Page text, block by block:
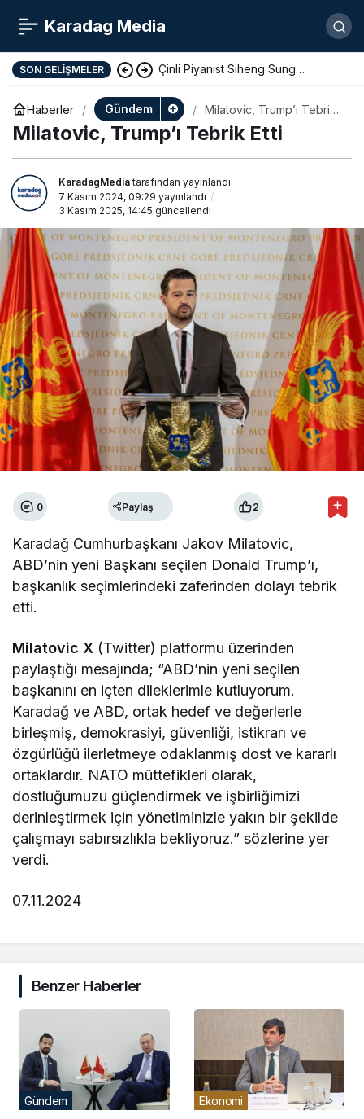
Karadag Media
SON GELIŞMELER Çinli Piyanist Siheng Sung
KotorArt Festivalinde Sahne Alıyor
Haberler Gündem
Milatovic, Trump’ı Tebrik
Etti
Milatovic, Trump’ı Tebrik Etti
KaradagMediatarafından yayınlandı
7 Kasım 2024, 09:29 yayınlandı
3 Kasım 2025, 14:45 güncellendi
0 Paylaş 2
Karadağ Cumhurbaşkanı Jakov Milatovic,
ABD’nin yeni Başkanı seçilen Donald Trump’ı,
başkanlık seçimlerindeki zaferinden dolayı tebrik
etti.
Milatovic X (Twitter) platformu üzerinden
paylaştığı mesajında; “ABD’nin yeni seçilen
başkanını en içten dileklerimle kutluyorum.
Karadağ ve ABD, ortak hedef ve değerlerle
birleşmiş, demokrasiyi, güvenliği, istikrarı ve
özgürlüğü ilerletmeye odaklanmış dost ve kararlı
ortaklardır. NATO müttefikleri olarak,
dostluğumuzu güçlendirmek ve işbirliğimizi
derinleştirmek için yönetiminizle yakın bir şekilde
çalışmayı sabırsızlıkla bekliyoruz.” sözlerine yer
verdi.
07.11.2024
Benzer Haberler
Gündem Ekonomi